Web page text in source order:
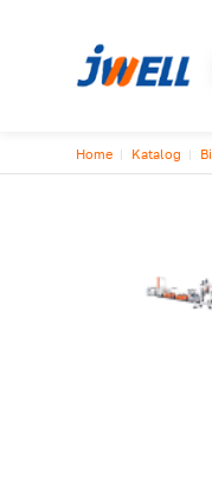
Home Katalog